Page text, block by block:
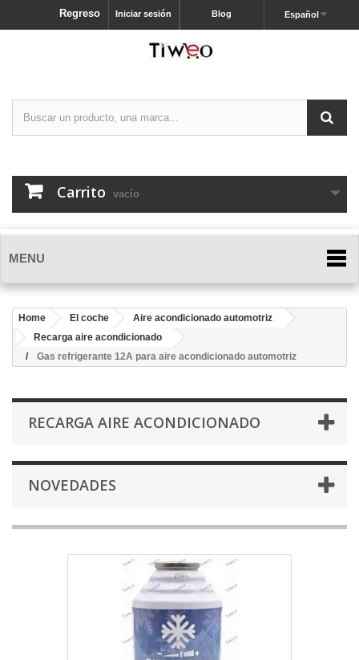
Español
Blog
Iniciar sesión
Regreso
Carrito vacío
MENU
Home El coche
Aire acondicionado automotriz
Recarga aire acondicionado
Gas refrigerante 12A para aire acondicionado automotriz
RECARGA AIRE ACONDICIONADO
NOVEDADES